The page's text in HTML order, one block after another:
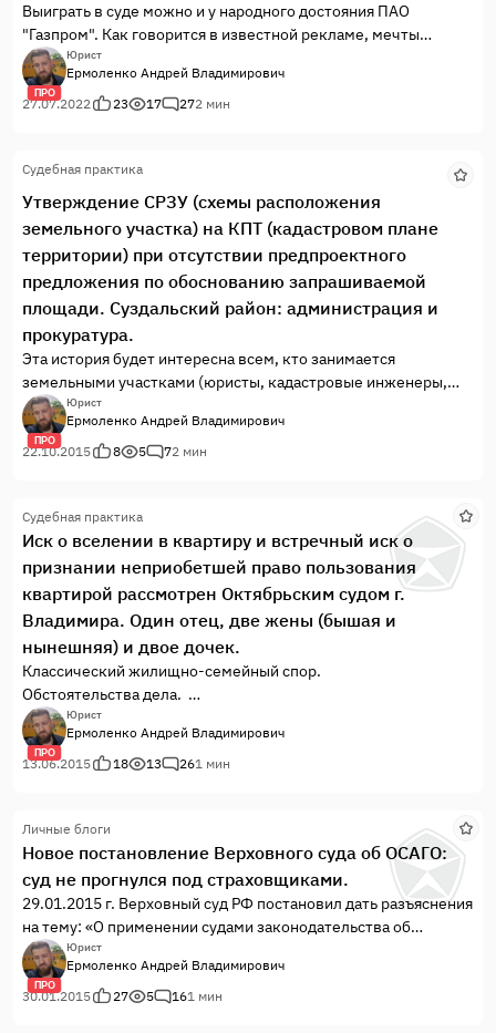
Выиграть в суде можно и у народного достояния ПАО
"Газпром". Как говорится в известной рекламе, мечты
сбываются :)
ПРО
Юрист
Ермоленко Андрей Владимирович
27.07.2022
23 17 272 мин
Судебная практика
Утверждение СРЗУ (схемы расположения
земельного участка) на КПТ (кадастровом плане
территории) при отсутствии предпроектного
предложения по обоснованию запрашиваемой
площади. Суздальский район: администрация и
прокуратура.
Эта история будет интересна всем, кто занимается
земельными участками (юристы, кадастровые инженеры,
адвокаты, риэлторы) или является их собствеником.
ПРО
Юрист
Ермоленко Андрей Владимирович
22.10.2015
8 5 72 мин
Судебная практика
Иск о вселении в квартиру и встречный иск о
признании неприобетшей право пользования
квартирой рассмотрен Октябрьским судом г.
Владимира. Один отец, две жены (бышая и
нынешняя) и двое дочек.
Классический жилищно-семейный спор.
Обстоятельства дела.
Мужчина вступил в брак с моей Доверительницей, у них
родилась дочка, которая вместе с родителями была
зарегистрирована в муниципальной квартире.
ему дочь.
Еще до рождения дочки от второго брака мужчина
трагически погибает в ДТП.
ПРО
Юрист
Ермоленко Андрей Владимирович
13.06.2015
18 13 261 мин
Личные блоги
Новое постановление Верховного суда об ОСАГО:
суд не прогнулся под страховщиками.
29.01.2015 г. Верховный суд РФ постановил дать разъяснения
на тему: «О применении судами законодательства об
обязательном страховании гражданской ответственности
владельцев транспортных средств », т.е. долгожданный
пленум об ОСАГО.
ПРО
Юрист
Ермоленко Андрей Владимирович
30.01.2015
27 5 161 мин